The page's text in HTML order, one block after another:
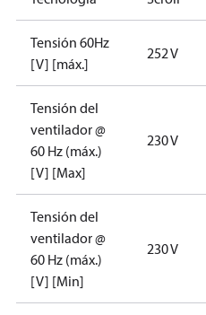
Tensión 60Hz
[V] [máx.]
252 V
Tensión del
ventilador @
60 Hz (máx.)
[V] [Max]
230 V
Tensión del
ventilador @
60 Hz (máx.)
[V] [Min]
230 V